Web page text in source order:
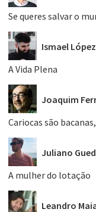
Se queres salvar o
Ismael López
A Vida Plena
Joaquim
Cariocas são
Juliano
A mulher do lotação
Leandro